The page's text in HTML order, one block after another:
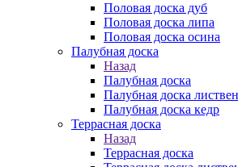
Половая доска дуб
Половая доска липа
Половая доска осина
Палубная доска
Назад
Палубная доска
Палубная доска
Палубная доска кедр
Террасная доска
Назад
Террасная доска